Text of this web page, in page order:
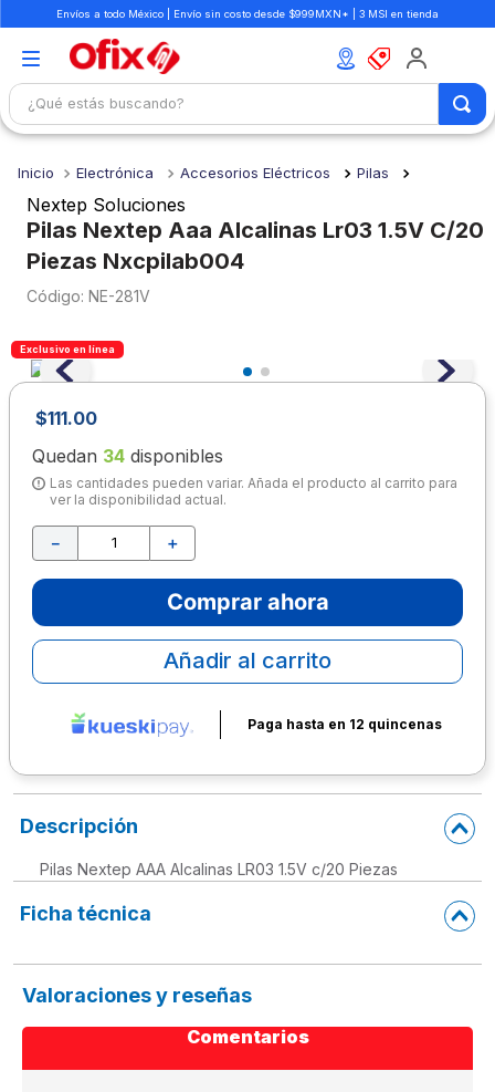
Envíos a todo México | Envío sin costo desde $999MXN* | 3 MSI en tienda
¿Qué estás buscando?
Electrónica Accesorios Eléctricos Pilas
Nextep Soluciones
Pilas Nextep Aaa Alcalinas Lr03 1.5V C/20
Piezas Nxcpilab004
: NE-281V
Exclusivo en línea
$111.00
Quedan 34 disponibles
Las cantidades pueden variar. Añada el producto al carrito para
ver la disponibilidad actual.
＋
－
Comprar ahora
Añadir al carrito
Paga hasta en 12 quincenas
Descripción
Pilas Nextep AAA Alcalinas LR03 1.5V c/20 Piezas
Ficha técnica
Valoraciones y reseñas
Comentarios
1.
mochilas
2.
libretas
3.
cuaderno
4.
cuadernos
5.
colores
6.
boligrafo
7.
sacapuntas
8.
escolar
9.
escritorio
10. lapiz